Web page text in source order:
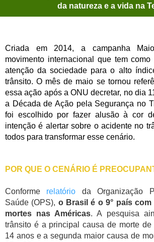
da natureza e a vida na
Criada em 2014, a campanha
movimento internacional que tem
atenção da sociedade para o alto
trânsito. O mês de maio se tornou
essa ação após a ONU decretar, no dia
a Década de Ação pela Segurança no
foi escolhido por fazer alusão à cor
intenção é alertar sobre o acidente no
todos para transformar esse cenário.
POR QUE O CENÁRIO É
Conforme relatório da Organização
Saúde (OPS), o Brasil é o 9° país
mortes nas Américas. A pesquisa
trânsito é a principal causa de morte
14 anos e a segunda maior causa de